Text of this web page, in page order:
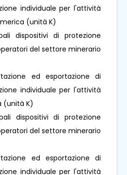
individuale per l'attività
(unità K)
dispositivi di protezione
del settore minerario
ed esportazione di
individuale per l'attività
(unità K)
dispositivi di protezione
del settore minerario
ed esportazione di
individuale per l'attività